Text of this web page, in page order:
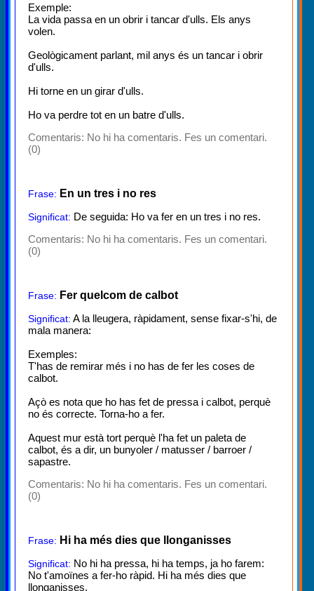
Exemple:
La vida passa en un obrir i tancar d'ulls. Els anys
volen.
Geològicament parlant, mil anys és un tancar i obrir
d'ulls.
Hi torne en un girar d'ulls.
Ho va perdre tot en un batre d'ulls.
Comentaris: No hi ha comentaris. Fes un comentari.
(0)
Frase: En un tres i no res
Significat: De seguida: Ho va fer en un tres i no res.
Comentaris: No hi ha comentaris. Fes un comentari.
(0)
Frase: Fer quelcom de calbot
Significat: A la lleugera, ràpidament, sense fixar-s'hi, de
mala manera:
Exemples:
T'has de remirar més i no has de fer les coses de
calbot.
Açò es nota que ho has fet de pressa i calbot, perquè
no és correcte. Torna-ho a fer.
Aquest mur està tort perquè l'ha fet un paleta de
calbot, és a dir, un bunyoler / matusser / barroer /
sapastre.
Comentaris: No hi ha comentaris. Fes un comentari.
(0)
Frase: Hi ha més dies que llonganisses
Significat: No hi ha pressa, hi ha temps, ja ho farem:
No t'amoïnes a fer-ho ràpid. Hi ha més dies que
llonganisses.